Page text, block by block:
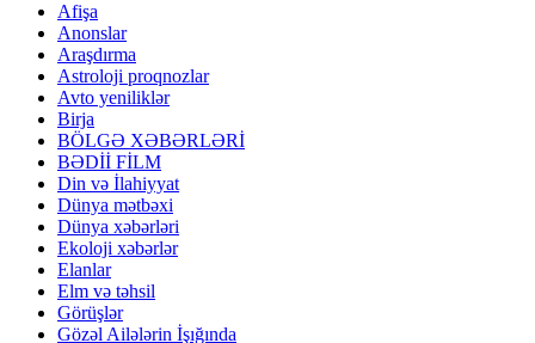
Afişa
Anonslar
Araşdırma
Astroloji proqnozlar
Avto yeniliklər
Birja
BÖLGƏ XƏBƏRLƏRİ
BƏDİİ FİLM
Din və İlahiyyat
Dünya mətbəxi
Dünya xəbərləri
Ekoloji xəbərlər
Elanlar
Elm və təhsil
Görüşlər
Gözəl Ailələrin İşığında